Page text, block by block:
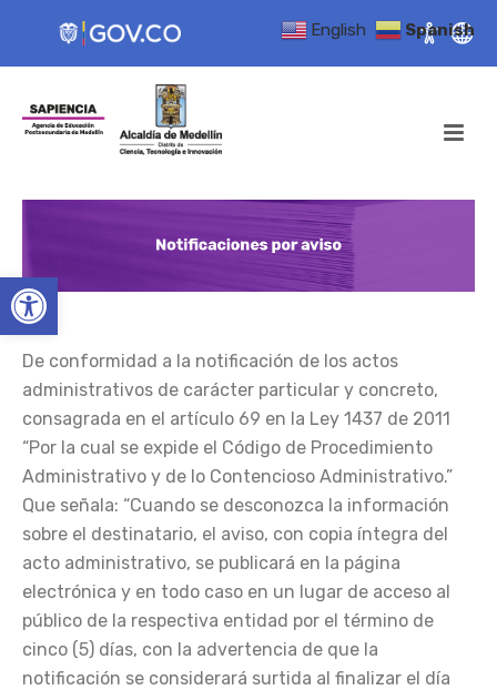
Open toolbar
De conformidad a la notificación de los actos
administrativos de carácter particular y concreto,
consagrada en el artículo 69 en la Ley 1437 de 2011
“Por la cual se expide el Código de Procedimiento
Administrativo y de lo Contencioso Administrativo.”
Que señala: “Cuando se desconozca la información
sobre el destinatario, el aviso, con copia íntegra del
acto administrativo, se publicará en la página
electrónica y en todo caso en un lugar de acceso al
público de la respectiva entidad por el término de
cinco (5) días, con la advertencia de que la
notificación se considerará surtida al finalizar el día
English Spanish